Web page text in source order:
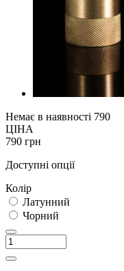
Немає в наявності 790
ЦІНА
790 грн
Доступні опції
Колір
Латунний
Чорний